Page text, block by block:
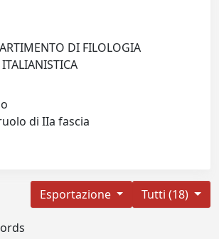
DI FILOLOGIA
ITALIANISTICA
di IIa fascia
Tutti (18)
Esportazione